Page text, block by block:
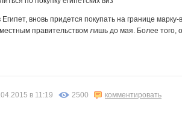
вновь придется покупать на границе
правительством лишь до мая. Более того,
в 11:19 2500 комментировать